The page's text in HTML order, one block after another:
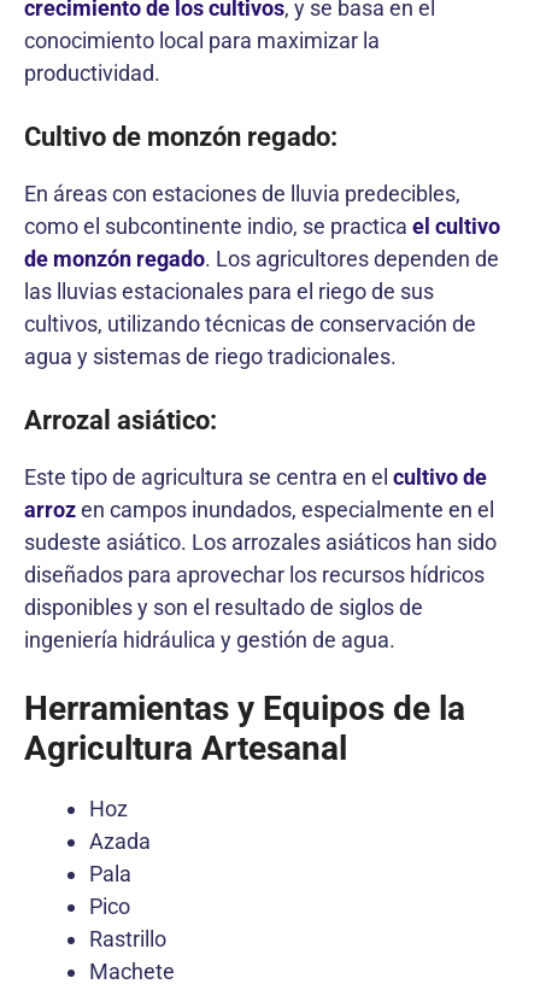
crecimiento de los cultivos, y se basa en el
conocimiento local para maximizar la
productividad.
Cultivo de monzón regado:
En áreas con estaciones de lluvia predecibles,
como el subcontinente indio, se practica el cultivo
de monzón regado. Los agricultores dependen de
las lluvias estacionales para el riego de sus
cultivos, utilizando técnicas de conservación de
agua y sistemas de riego tradicionales.
Arrozal asiático:
Este tipo de agricultura se centra en el cultivo de
arrozen campos inundados, especialmente en el
sudeste asiático. Los arrozales asiáticos han sido
diseñados para aprovechar los recursos hídricos
disponibles y son el resultado de siglos de
ingeniería hidráulica y gestión de agua.
Herramientas y Equipos de la
Agricultura Artesanal
Hoz
Azada
Pala
Pico
Rastrillo
Machete